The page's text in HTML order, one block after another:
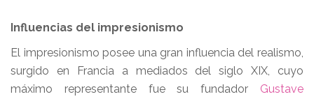
Influencias del impresionismo
El impresionismo posee una gran influencia del realismo,
surgido en Francia a mediados del siglo XIX, cuyo
máximo representante fue su fundador Gustave